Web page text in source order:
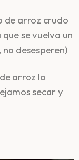
de arroz crudo
se vuelva un
desesperen)
arroz lo
secar y